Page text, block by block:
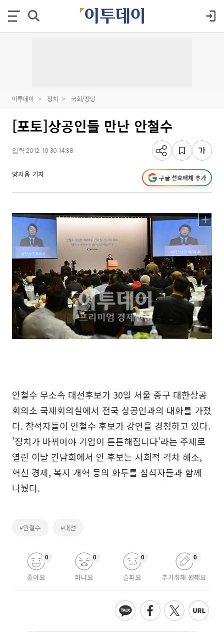
이투데이 정치 국회/정당
[포토]상공인들 만난 안철수
입력 2012-10-30 14:38
양지웅 기자 구글 선호매체 추가
안철수 무소속 대선후보가 30일 서울 중구 대한상공
회의소 국제회의실에서 전국 상공인과의 대화를 가졌
다. 참석자들이 안철수 후보가 강연을 경청하고 있다.
'정치가 바뀌어야 기업이 튼튼해집니다'라는 주제로
열린 이날 간담회에서 안 후보는 사회적 격차 해소,
혁신 경제, 복지 개혁 등의 화두를 참석자들과 함께
나눴다.
#안철수 #대선
좋아요
0
화나요
0
슬퍼요
0
추가취재 원해요
0